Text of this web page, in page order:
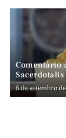
Comentário
Sacerdotalis
8 de setembro